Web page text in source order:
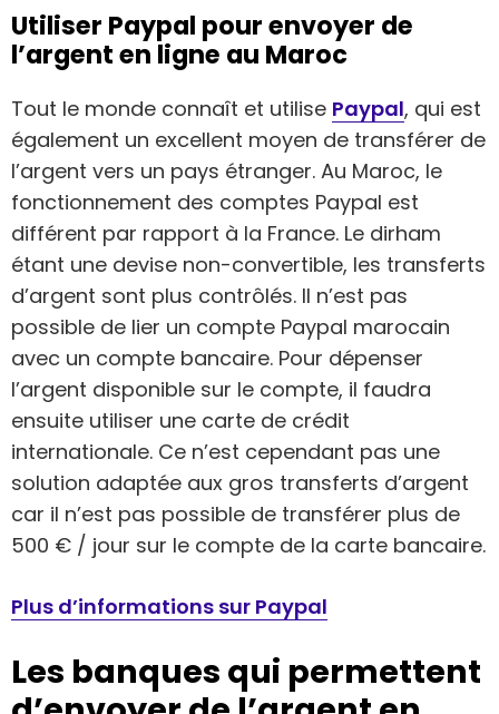
Utiliser Paypal pour envoyer de
l’argent en ligne au Maroc
Tout le monde connaît et utilise Paypal, qui est
également un excellent moyen de transférer de
l’argent vers un pays étranger. Au Maroc, le
fonctionnement des comptes Paypal est
différent par rapport à la France. Le dirham
étant une devise non-convertible, les transferts
d’argent sont plus contrôlés. Il n’est pas
possible de lier un compte Paypal marocain
avec un compte bancaire. Pour dépenser
l’argent disponible sur le compte, il faudra
ensuite utiliser une carte de crédit
internationale. Ce n’est cependant pas une
solution adaptée aux gros transferts d’argent
car il n’est pas possible de transférer plus de
500 € / jour sur le compte de la carte bancaire.
Plus d’informations sur Paypal
Les banques qui permettent